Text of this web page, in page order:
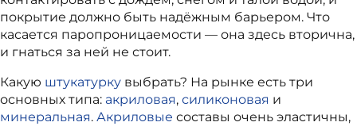
покрытие должно быть надёжным барьером. Что
касается паропроницаемости — она здесь вторична,
и гнаться за ней не стоит.
Какую штукатурку выбрать? На рынке есть три
основных типа: акриловая, силиконовая и
минеральная. Акриловые составы очень эластичны,